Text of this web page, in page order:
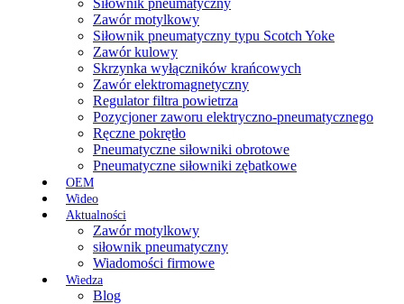
Siłownik pneumatyczny
Zawór motylkowy
Siłownik pneumatyczny typu Scotch Yoke
Zawór kulowy
Skrzynka wyłączników krańcowych
Zawór elektromagnetyczny
Regulator filtra powietrza
Pozycjoner zaworu elektryczno-pneumatycznego
Ręczne pokrętło
Pneumatyczne siłowniki obrotowe
Pneumatyczne siłowniki zębatkowe
OEM
Wideo
Aktualności
Zawór motylkowy
siłownik pneumatyczny
Wiadomości firmowe
Wiedza
Blog